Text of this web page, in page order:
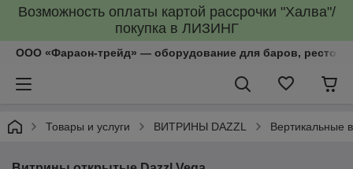
Возможность оплаты картой рассрочки "Халва"/
покупка в ЛИЗИНГ
ООО «Фараон-трейд»‎ — оборудование для баров,
Товары и услуги ВИТРИНЫ DAZZL Вертикальные